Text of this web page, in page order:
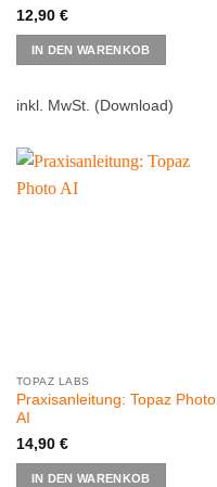
12,90 €
IN DEN WARENKOB
inkl. MwSt. (Download)
TOPAZ LABS
Praxisanleitung: Topaz Photo
AI
14,90 €
IN DEN WARENKOB